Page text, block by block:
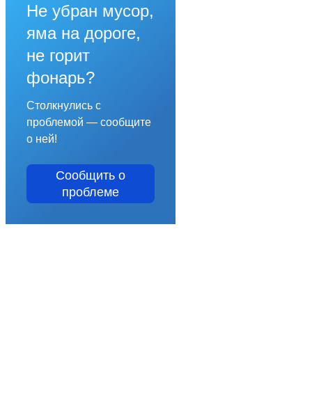
Не убран мусор,
яма на дороге,
не горит
фонарь?
Столкнулись с
проблемой — сообщите
о ней!
Сообщить о
проблеме